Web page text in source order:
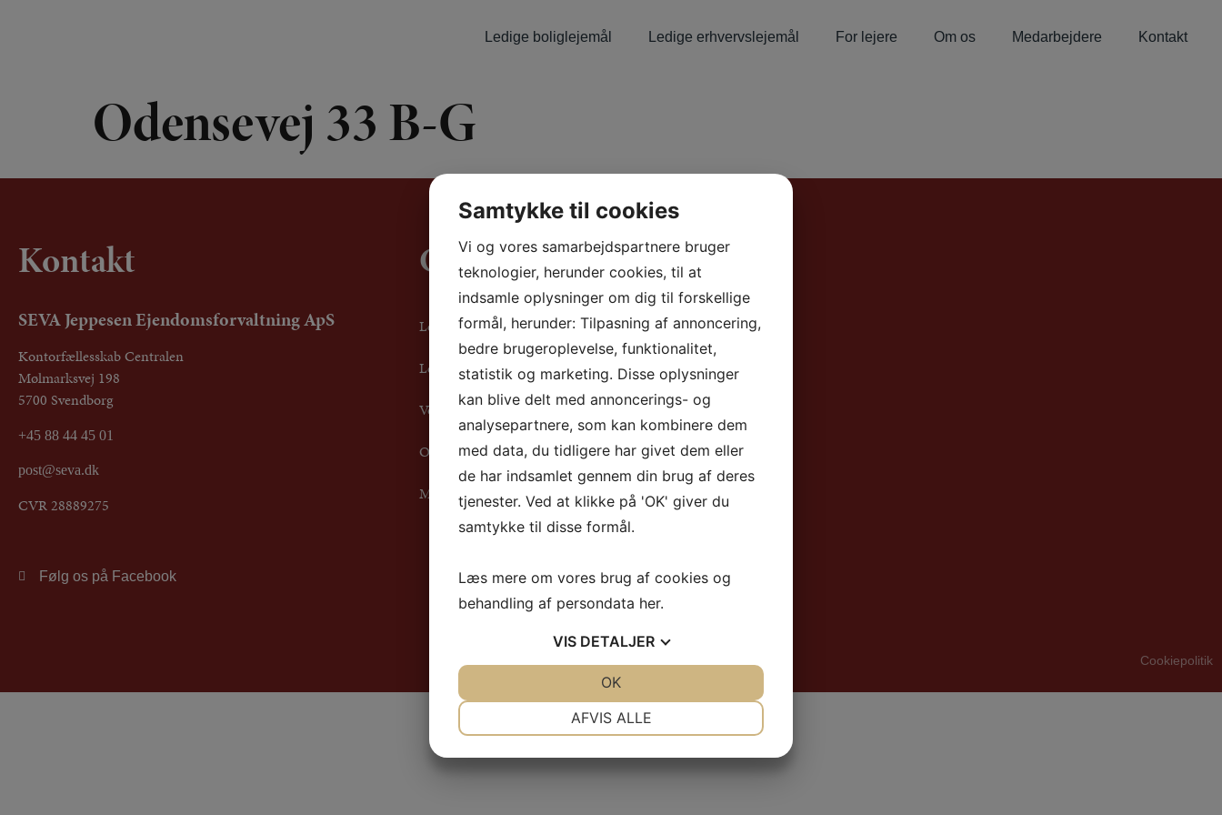
Ledige boliglejemål Ledige erhvervslejemål For lejere Om os Medarbejdere Kontakt
Odensevej 33 B-G
Kontakt
SEVA Jeppesen Ejendomsforvaltning ApS
Kontorfællesskab Centralen
Mølmarksvej 198
5700 Svendborg
+45 88 44 45 01
post@seva.dk
CVR 28889275
Følg os på Facebook
Genveje
Ledige boliglejemål
Ledige erhvervslejemål
Vores ejendomme
Om os
Medarbejdere
Cookiepolitik
Samtykke til cookies
Vi og vores samarbejdspartnere bruger
teknologier, herunder cookies, til at
indsamle oplysninger om dig til forskellige
formål, herunder: Tilpasning af annoncering,
bedre brugeroplevelse, funktionalitet,
statistik og marketing. Disse oplysninger
kan blive delt med annoncerings- og
analysepartnere, som kan kombinere dem
med data, du tidligere har givet dem eller
de har indsamlet gennem din brug af deres
tjenester. Ved at klikke på 'OK' giver du
samtykke til disse formål.
Læs mere om vores brug af cookies og
behandling af persondata her.
VIS DETALJER
AFVIS ALLE
OK